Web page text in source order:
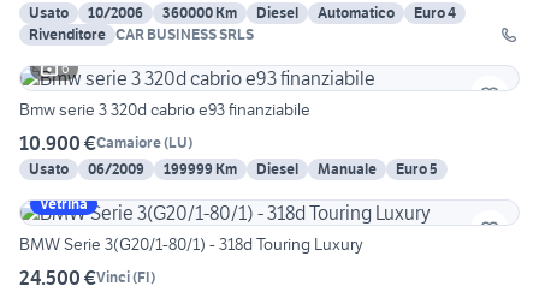
Usato
10/2006 360000 Km Diesel Automatico
Euro 4
Rivenditore CAR BUSINESS SRLS
6
Bmw serie 3 320d cabrio e93 finanziabile
10.900 €Camaiore(LU)
Usato
06/2009 199999 Km Diesel Manuale
Euro 5
Vetrina
BMW Serie 3(G20/1-80/1) - 318d Touring Luxury
24.500 €Vinci(FI)